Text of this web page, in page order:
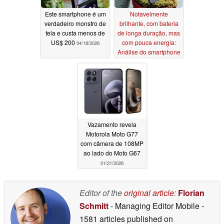
Este smartphone é um
verdadeiro monstro de
tela e custa menos de
US$ 200 04/18/2026
Notavelmente
brilhante, com bateria
de longa duração, mas
com pouca energia:
Análise do smartphone
04/18/2026
Vazamento revela
Motorola Moto G77
com câmera de 108MP
ao lado do Moto G67
01/21/2026
Editor of theoriginal article: Florian
Schmitt- Managing Editor Mobile-
1581 articles published on